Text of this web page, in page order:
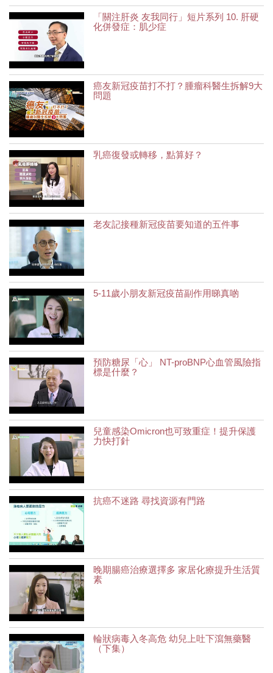
「關注肝炎 友我同行」短片系列 10. 肝硬
化併發症：肌少症
癌友新冠疫苗打不打？腫瘤科醫生拆解9大
問題
乳癌復發或轉移，點算好？
老友記接種新冠疫苗要知道的五件事
5-11歲小朋友新冠疫苗副作用睇真啲
預防糖尿「心」 NT-proBNP心血管風險指
標是什麼？
兒童感染Omicron也可致重症！提升保護
力快打針
抗癌不迷路 尋找資源有門路
晚期腸癌治療選擇多 家居化療提升生活質
素
輪狀病毒入冬高危 幼兒上吐下瀉無藥醫
（下集）